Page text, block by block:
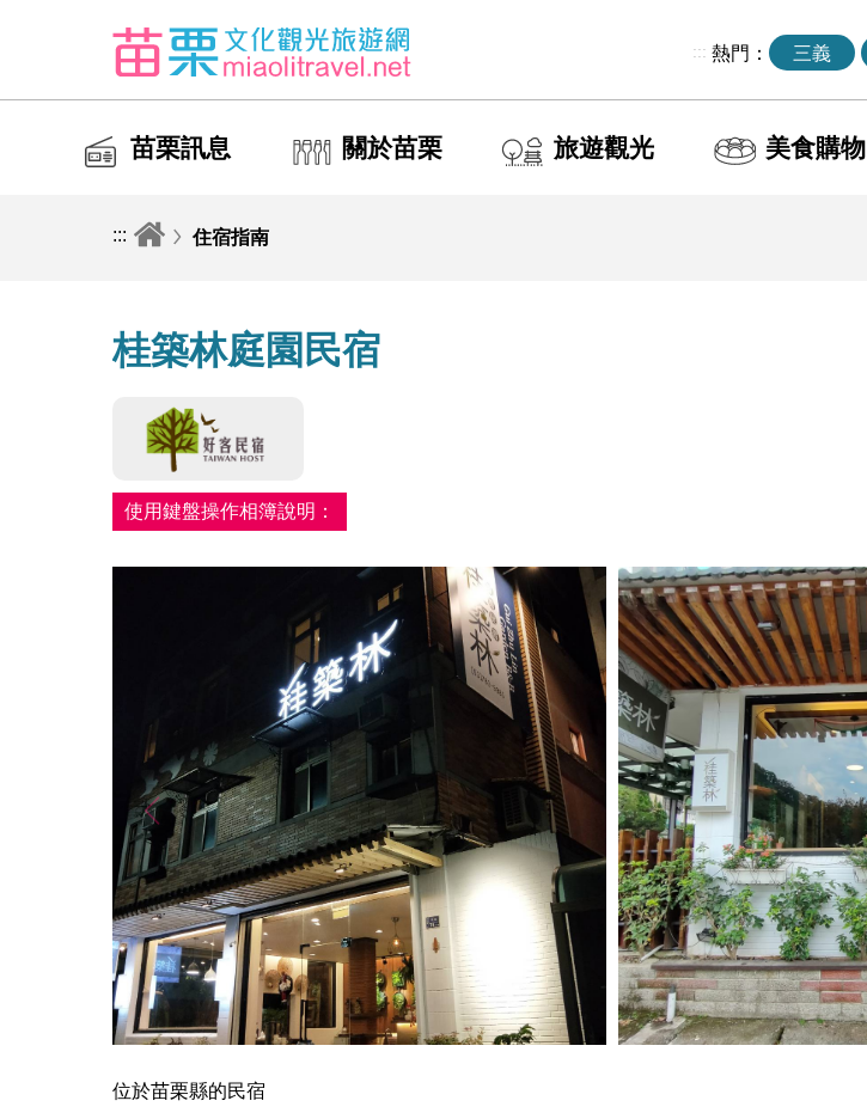
::: 熱門： 三義
苗栗訊息 關於苗栗 旅遊觀光 美食購物
::: 住宿指南
桂築林庭園民宿
使用鍵盤操作相簿說明：
位於苗栗縣的民宿